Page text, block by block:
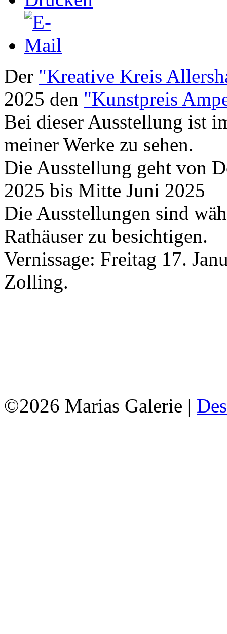
Der "Kreative Kreis
2025 den "Kunstpreis
Bei dieser Ausstellung ist
meiner Werke zu sehen.
Die Ausstellung geht von
2025 bis Mitte Juni 2025
Die Ausstellungen sind
Rathäuser zu besichtigen.
Vernissage: Freitag 17.
Zolling.
©2026 Marias Galerie |